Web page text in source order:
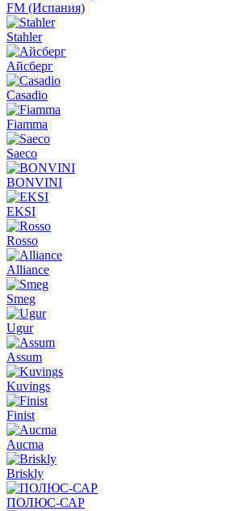
FM (Испания)
Stahler
Айсберг
Casadio
Fiamma
Saeco
BONVINI
EKSI
Rosso
Alliance
Smeg
Ugur
Assum
Kuvings
Finist
Aucma
Briskly
ПОЛЮС-САР